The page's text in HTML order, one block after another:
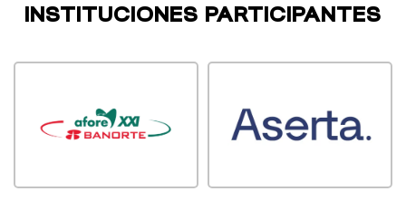
INSTITUCIONES PARTICIPANTES